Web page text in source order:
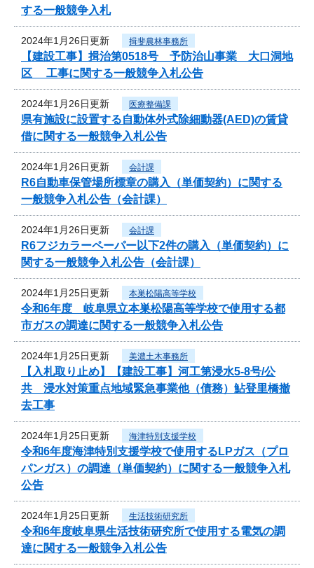
する一般競争入札
2024年1月26日更新 揖斐農林事務所
【建設工事】揖治第0518号 予防治山事業 大口洞地
区 工事に関する一般競争入札公告
2024年1月26日更新 医療整備課
県有施設に設置する自動体外式除細動器(AED)の賃貸
借に関する一般競争入札公告
2024年1月26日更新 会計課
R6自動車保管場所標章の購入（単価契約）に関する
一般競争入札公告（会計課）
2024年1月26日更新 会計課
R6フジカラーペーパー以下2件の購入（単価契約）に
関する一般競争入札公告（会計課）
2024年1月25日更新 本巣松陽高等学校
令和6年度 岐阜県立本巣松陽高等学校で使用する都
市ガスの調達に関する一般競争入札公告
2024年1月25日更新 美濃土木事務所
【入札取り止め】【建設工事】河工第浸水5-8号/公
共 浸水対策重点地域緊急事業他（債務）鮎登里橋撤
去工事
2024年1月25日更新 海津特別支援学校
令和6年度海津特別支援学校で使用するLPガス（プロ
パンガス）の調達（単価契約）に関する一般競争入札
公告
2024年1月25日更新 生活技術研究所
令和6年度岐阜県生活技術研究所で使用する電気の調
達に関する一般競争入札公告